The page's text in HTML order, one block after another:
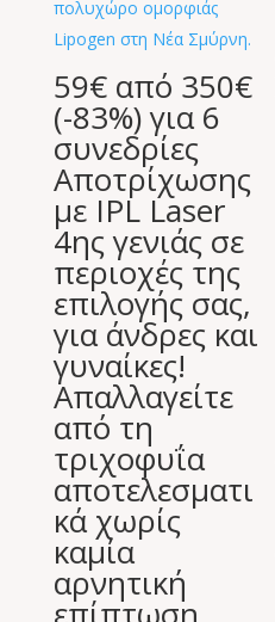
59€ από 350€
(-83%) για 6
συνεδρίες
Αποτρίχωσης
με IPL Laser
4ης γενιάς σε
περιοχές της
επιλογής σας,
για άνδρες και
γυναίκες!
Απαλλαγείτε
από τη
τριχοφυΐα
αποτελεσματι
κά χωρίς
καμία
αρνητική
επίπτωση